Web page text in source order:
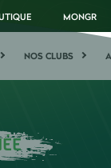
MONGR
NOS CLUBS